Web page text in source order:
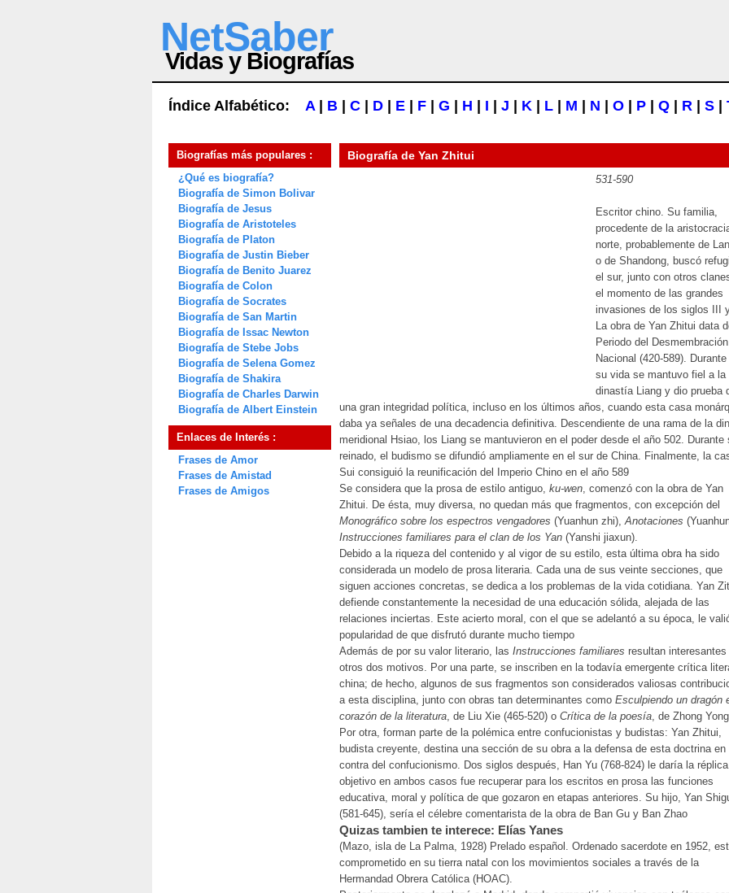
NetSaber
Vidas y Biografías
Índice Alfabético: A| B C D E F G H I J K L M N O P Q R S
Biografías más populares :
¿Qué es biografía?
Biografía de Simon Bolivar
Biografía de Jesus
Biografía de Aristoteles
Biografía de Platon
Biografía de Justin Bieber
Biografía de Benito Juarez
Biografía de Colon
Biografía de Socrates
Biografía de San Martin
Biografía de Issac Newton
Biografía de Stebe Jobs
Biografía de Selena Gomez
Biografía de Shakira
Biografía de Charles Darwin
Biografía de Albert Einstein
Enlaces de Interés :
Frases de Amor
Frases de Amistad
Frases de Amigos
Biografía de Yan Zhitui
531-590
Escritor chino. Su familia,
procedente de la
norte, probablemente de
o de Shandong, buscó
el sur, junto con otros
el momento de las grandes
invasiones de los siglos III
La obra de Yan Zhitui data
Periodo del Desmembración
Nacional (420-589).
su vida se mantuvo fiel a la
dinastía Liang y dio prueba
una gran integridad política, incluso en los últimos años, cuando esta casa
daba ya señales de una decadencia definitiva. Descendiente de una rama de la
meridional Hsiao, los Liang se mantuvieron en el poder desde el año 502. Durante
reinado, el budismo se difundió ampliamente en el sur de China. Finalmente, la
Sui consiguió la reunificación del Imperio Chino en el año 589
Se considera que la prosa de estilo antiguo, ku-wen, comenzó con la obra de Yan
Zhitui. De ésta, muy diversa, no quedan más que fragmentos, con excepción del
Monográfico sobre los espectros vengadores (Yuanhun zhi),Anotaciones
Instrucciones familiares para el clan de los Yan (Yanshi jiaxun).
Debido a la riqueza del contenido y al vigor de su estilo, esta última obra ha sido
considerada un modelo de prosa literaria. Cada una de sus veinte secciones, que
siguen acciones concretas, se dedica a los problemas de la vida cotidiana. Yan
defiende constantemente la necesidad de una educación sólida, alejada de las
relaciones inciertas. Este acierto moral, con el que se adelantó a su época, le
popularidad de que disfrutó durante mucho tiempo
Además de por su valor literario, las Instrucciones familiares resultan interesantes
otros dos motivos. Por una parte, se inscriben en la todavía emergente crítica
china; de hecho, algunos de sus fragmentos son considerados valiosas
a esta disciplina, junto con obras tan determinantes como Esculpiendo un dragón
corazón de la literatura, de Liu Xie (465-520) o Crítica de la poesía, de Zhong
Por otra, forman parte de la polémica entre confucionistas y budistas: Yan Zhitui,
budista creyente, destina una sección de su obra a la defensa de esta doctrina en
contra del confucionismo. Dos siglos después, Han Yu (768-824) le daría la
objetivo en ambos casos fue recuperar para los escritos en prosa las funciones
educativa, moral y política de que gozaron en etapas anteriores. Su hijo, Yan
(581-645), sería el célebre comentarista de la obra de Ban Gu y Ban Zhao
Quizas tambien te interece: Elías Yanes
(Mazo, isla de La Palma, 1928) Prelado español. Ordenado sacerdote en 1952,
comprometido en su tierra natal con los movimientos sociales a través de la
Hermandad Obrera Católica (HOAC).